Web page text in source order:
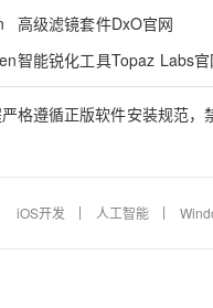
高级滤镜套件DxO官网
智能锐化工具Topaz Labs官
格遵循正版软件安装规范
iOS开发 人工智能